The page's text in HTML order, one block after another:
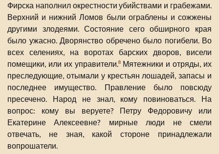
Фирска наполнил окрестности убийствами и грабежами.
Верхний и нижний Ломов были ограблены и сожжены
другими злодеями. Состояние сего обширного края
было ужасно. Дворянство обречено было погибели. Во
всех селениях, на воротах барских дворов, висели
помещики, или их управители.8Мятежники и отряды, их
преследующие, отымали у крестьян лошадей, запасы и
последнее имущество. Правление было повсюду
пресечено. Народ не знал, кому повиноваться. На
вопрос: кому вы веруете? Петру Федоровичу или
Екатерине Алексеевне? мирные люди не смели
отвечать, не зная, какой стороне принадлежали
вопрошатели.